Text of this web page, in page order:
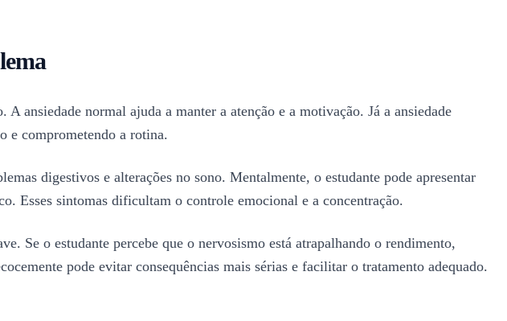
ansiedade normal ajuda a manter a atenção e a motivação. Já a ansiedade
e comprometendo a rotina.
digestivos e alterações no sono. Mentalmente, o estudante pode apresentar
Esses sintomas dificultam o controle emocional e a concentração.
Se o estudante percebe que o nervosismo está atrapalhando o rendimento,
pode evitar consequências mais sérias e facilitar o tratamento adequado.